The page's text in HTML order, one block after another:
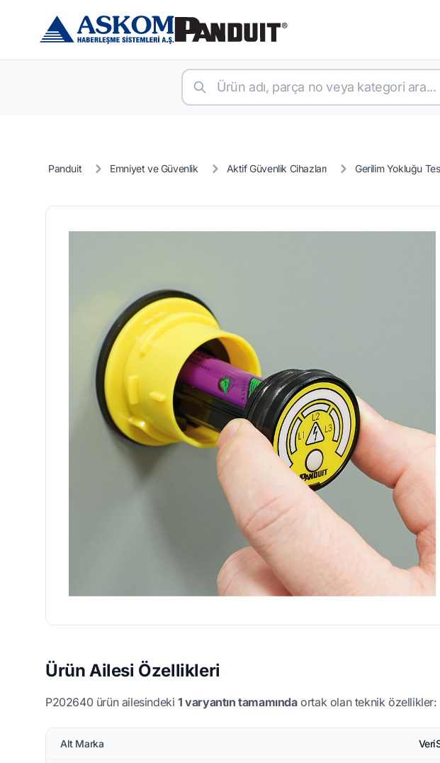
Panduit Emniyet ve Güvenlik Aktif Güvenlik Cihazları Gerilim Yokluğu
Ürün Ailesi Özellikleri
P202640 ürün ailesindeki 1 varyantın tamamındaortak olan teknik özellikler:
Alt Marka